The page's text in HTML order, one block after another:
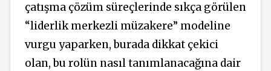
çatışma çözüm süreçlerinde sıkça görülen
“liderlik merkezli müzakere” modeline
vurgu yaparken, burada dikkat çekici
olan, bu rolün nasıl tanımlanacağına dair